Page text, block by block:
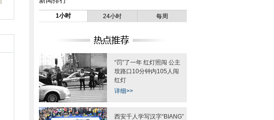
组图：森碟庆生 石头参加生日宴
对话萌哭网友
英国十大神秘古老的特色迷宫
1小时 24小时 每周
“罚”了一年 红灯照闯 公主
坟路口10分钟内105人闯
红灯
详细>>
西安千人学写汉字“BIANG”